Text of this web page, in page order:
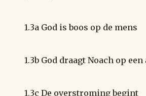
1.3a God is boos op de mens
1.3b God draagt Noach op
1.3c De overstroming begint